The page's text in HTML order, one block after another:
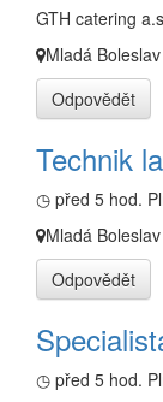
GTH catering
Mladá Boleslav
Odpovědět
Technik
◷ před 5 hod.
Mladá Boleslav
Odpovědět
◷ před 5 hod.